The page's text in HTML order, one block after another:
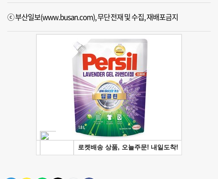
ⓒ 부산일보(www.busan.com), 무단전재 및 수집, 재배포금지